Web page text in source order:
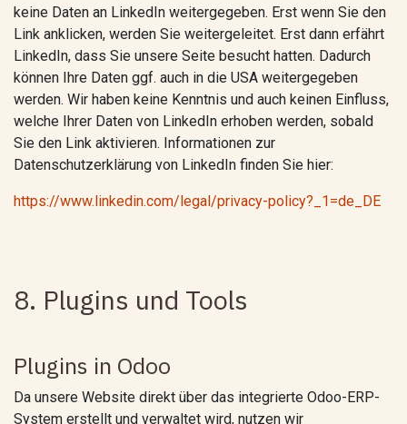
keine Daten an LinkedIn weitergegeben. Erst wenn Sie den
Link anklicken, werden Sie weitergeleitet. Erst dann erfährt
LinkedIn, dass Sie unsere Seite besucht hatten. Dadurch
können Ihre Daten ggf. auch in die USA weitergegeben
werden. Wir haben keine Kenntnis und auch keinen Einfluss,
welche Ihrer Daten von LinkedIn erhoben werden, sobald
Sie den Link aktivieren. Informationen zur
Datenschutzerklärung von LinkedIn finden Sie hier:
https://www.linkedin.com/legal/privacy-policy?_1=de_DE
8. Plugins und Tools
Plugins in Odoo
Da unsere Website direkt über das integrierte Odoo-ERP-
System erstellt und verwaltet wird, nutzen wir